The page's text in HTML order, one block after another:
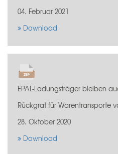
04. Februar 2021
Download
EPAL-Ladungsträger bleiben
Rückgrat für Warentransporte
28. Oktober 2020
Download